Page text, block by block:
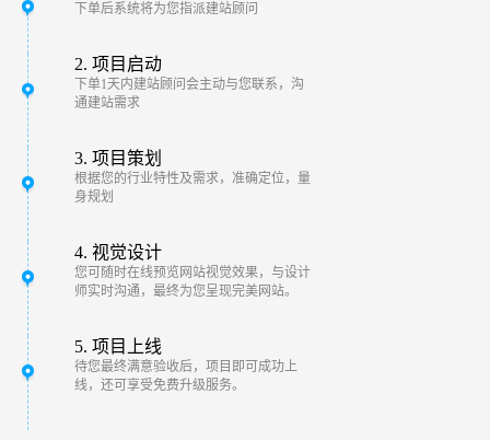
下单后系统将为您指派建站顾问
2. 项目启动
下单1天内建站顾问会主动与您联系，沟
通建站需求
3. 项目策划
根据您的行业特性及需求，准确定位，量
身规划
4. 视觉设计
您可随时在线预览网站视觉效果，与设计
师实时沟通，最终为您呈现完美网站。
5. 项目上线
待您最终满意验收后，项目即可成功上
线，还可享受免费升级服务。